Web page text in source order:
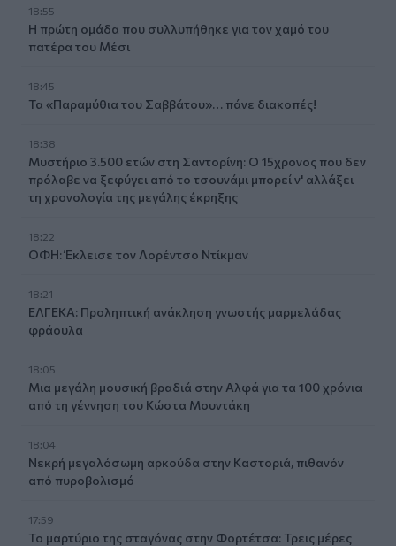
18:55
Η πρώτη ομάδα που συλλυπήθηκε για τον χαμό του
πατέρα του Μέσι
18:45
Τα «Παραμύθια του Σαββάτου»… πάνε διακοπές!
18:38
Μυστήριο 3.500 ετών στη Σαντορίνη: Ο 15χρονος που δεν
πρόλαβε να ξεφύγει από το τσουνάμι μπορεί ν' αλλάξει
τη χρονολογία της μεγάλης έκρηξης
18:22
ΟΦΗ: Έκλεισε τον Λορέντσο Ντίκμαν
18:21
ΕΛΓΕΚΑ: Προληπτική ανάκληση γνωστής μαρμελάδας
φράουλα
18:05
Μια μεγάλη μουσική βραδιά στην Αλφά για τα 100 χρόνια
από τη γέννηση του Κώστα Μουντάκη
18:04
Νεκρή μεγαλόσωμη αρκούδα στην Καστοριά, πιθανόν
από πυροβολισμό
17:59
Το μαρτύριο της σταγόνας στην Φορτέτσα: Τρεις μέρες